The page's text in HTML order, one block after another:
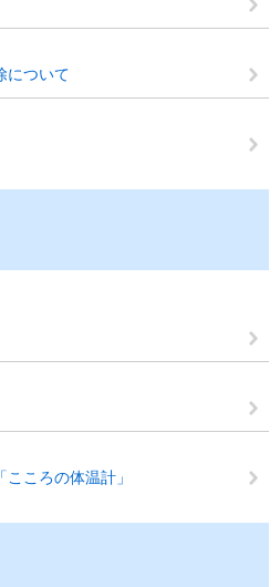
について
ころの体温計」